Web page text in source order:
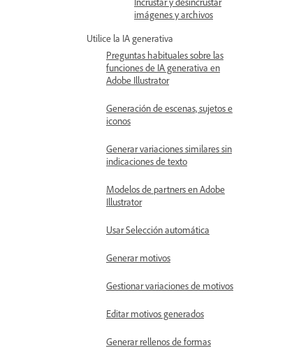
imágenes y archivos
Utilice la IA generativa
Preguntas habituales sobre las
funciones de IA generativa en
Adobe Illustrator
Generación de escenas, sujetos e
iconos
Generar variaciones similares sin
indicaciones de texto
Modelos de partners en Adobe
Illustrator
Usar Selección automática
Generar motivos
Gestionar variaciones de motivos
Editar motivos generados
Generar rellenos de formas